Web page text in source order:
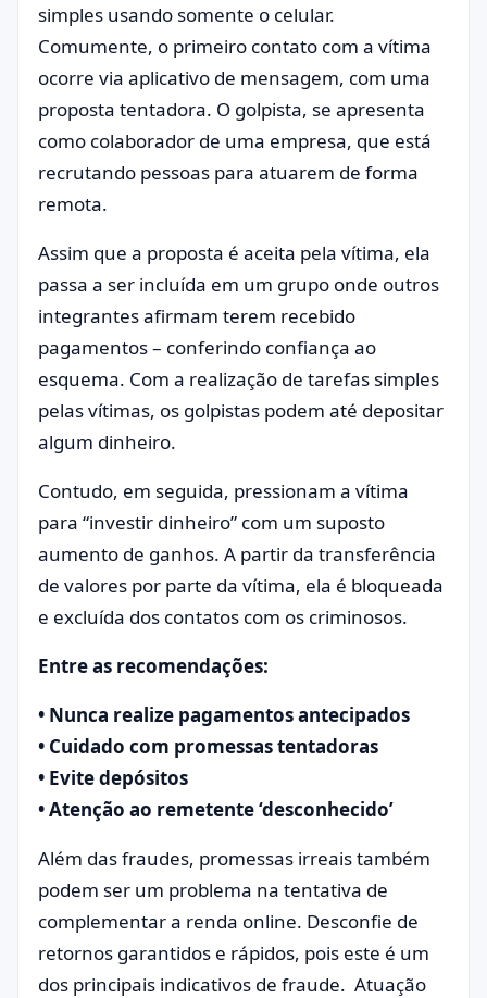
simples usando somente o celular.
Comumente, o primeiro contato com a vítima
ocorre via aplicativo de mensagem, com uma
proposta tentadora. O golpista, se apresenta
como colaborador de uma empresa, que está
recrutando pessoas para atuarem de forma
remota.
Assim que a proposta é aceita pela vítima, ela
passa a ser incluída em um grupo onde outros
integrantes afirmam terem recebido
pagamentos – conferindo confiança ao
esquema. Com a realização de tarefas simples
pelas vítimas, os golpistas podem até depositar
algum dinheiro.
Contudo, em seguida, pressionam a vítima
para “investir dinheiro” com um suposto
aumento de ganhos. A partir da transferência
de valores por parte da vítima, ela é bloqueada
e excluída dos contatos com os criminosos.
Entre as recomendações:
• Nunca realize pagamentos antecipados
• Cuidado com promessas tentadoras
• Evite depósitos
• Atenção ao remetente ‘desconhecido’
Além das fraudes, promessas irreais também
podem ser um problema na tentativa de
complementar a renda online. Desconfie de
retornos garantidos e rápidos, pois este é um
dos principais indicativos de fraude. Atuação